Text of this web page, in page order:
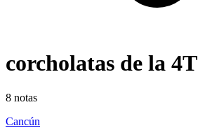
corcholatas de la 4T
8 notas
Cancún